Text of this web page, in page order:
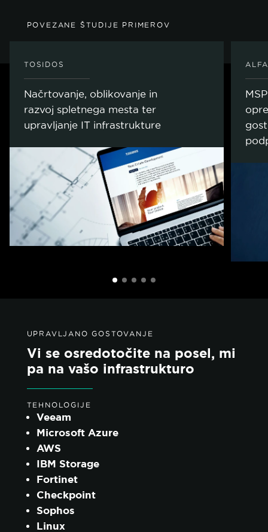
POVEZANE ŠTUDIJE PRIMEROV
TOSIDOS
Načrtovanje, oblikovanje in
razvoj spletnega mesta ter
upravljanje IT infrastrukture
UPRAVLJANO GOSTOVANJE
Vi se osredotočite na posel, mi
pa na vašo infrastrukturo
TEHNOLOGIJE
Veeam
Microsoft Azure
AWS
IBM Storage
Fortinet
Checkpoint
Sophos
Linux